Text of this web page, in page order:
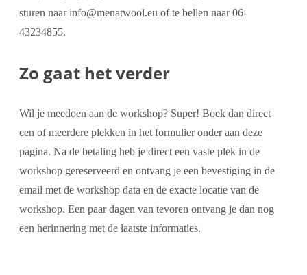
sturen naar info@menatwool.eu of te bellen naar 06-
43234855.
Zo gaat het verder
Wil je meedoen aan de workshop? Super! Boek dan direct
een of meerdere plekken in het formulier onder aan deze
pagina. Na de betaling heb je direct een vaste plek in de
workshop gereserveerd en ontvang je een bevestiging in de
email met de workshop data en de exacte locatie van de
workshop. Een paar dagen van tevoren ontvang je dan nog
een herinnering met de laatste informaties.